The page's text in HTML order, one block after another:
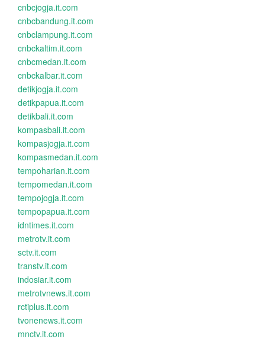
cnbcjogja.it.com
cnbcbandung.it.com
cnbclampung.it.com
cnbckaltim.it.com
cnbcmedan.it.com
cnbckalbar.it.com
detikjogja.it.com
detikpapua.it.com
detikbali.it.com
kompasbali.it.com
kompasjogja.it.com
kompasmedan.it.com
tempoharian.it.com
tempomedan.it.com
tempojogja.it.com
tempopapua.it.com
idntimes.it.com
metrotv.it.com
sctv.it.com
transtv.it.com
indosiar.it.com
metrotvnews.it.com
rctiplus.it.com
tvonenews.it.com
mnctv.it.com